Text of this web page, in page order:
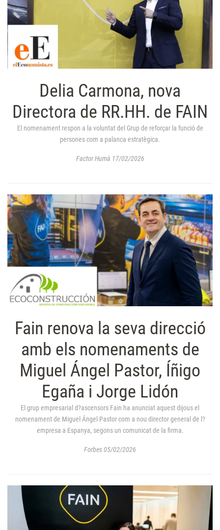
Delia Carmona, nova
Directora de RR.HH. de FAIN
El nomenament respon a la voluntat del Grup de reforçar la funció de
persones com a palanca estratègica.
Factor Humà 17/02/2026
Fain renova la seva direcció
amb els nomenaments de
Miguel Ángel Pastor, Íñigo
Egaña i Jorge Lidón
El grup empresarial d?ascensors Fain ha anunciat aquest dijous el
nomenament de Miguel Ángel Pastor com a nou director general de l?
empresa a Espanya, segons un comunicat de la firma.
Forbes 05/02/2026